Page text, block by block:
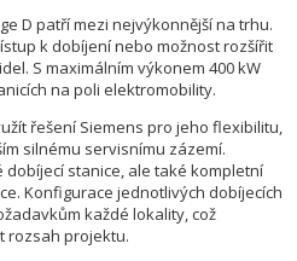
D patří mezi nejvýkonnější na trhu.
k dobíjení nebo možnost rozšířit
S maximálním výkonem 400 kW
na poli elektromobility.
řešení Siemens pro jeho flexibilitu,
silnému servisnímu zázemí.
stanice, ale také kompletní
Konfigurace jednotlivých dobíjecích
každé lokality, což
rozsah projektu.